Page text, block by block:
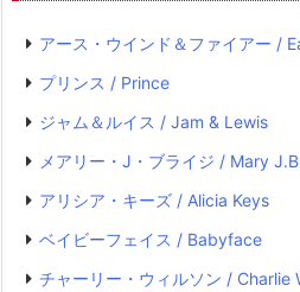
アース・ウインド＆ファイアー /
プリンス / Prince
ジャム＆ルイス / Jam & Lewis
メアリー・J・ブライジ / Mary
アリシア・キーズ / Alicia Keys
ベイビーフェイス / Babyface
チャーリー・ウィルソン / Charlie